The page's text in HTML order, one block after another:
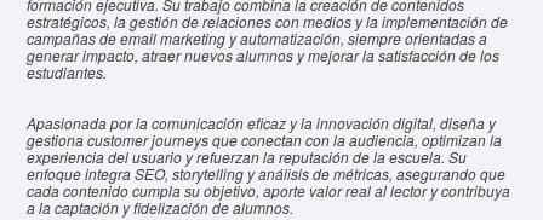
formación ejecutiva. Su trabajo combina la creación de contenidos
estratégicos, la gestión de relaciones con medios y la implementación de
campañas de email marketing y automatización, siempre orientadas a
generar impacto, atraer nuevos alumnos y mejorar la satisfacción de los
estudiantes.
Apasionada por la comunicación eficaz y la innovación digital, diseña y
gestiona customer journeys que conectan con la audiencia, optimizan la
experiencia del usuario y refuerzan la reputación de la escuela. Su
enfoque integra SEO, storytelling y análisis de métricas, asegurando que
cada contenido cumpla su objetivo, aporte valor real al lector y contribuya
a la captación y fidelización de alumnos.